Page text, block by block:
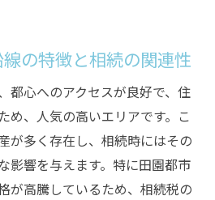
産分割の実際の手続き
くいかない場合の対処法
た遺産分割の手続き
住民向けの相続税対策
計算方法
の特徴と相続の関連性
都心へのアクセスが良好で、住
め、人気の高いエリアです。こ
が多く存在し、相続時にはその
影響を与えます。特に田園都市
が高騰しているため、相続税の